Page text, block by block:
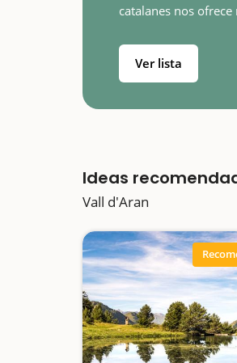
catalanes nos
de aventura, un
Ver lista
Ideas
Vall d'Aran